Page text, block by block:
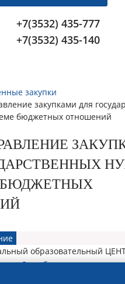
+7(3532) 435-777
+7(3532) 435-140
закупки
закупками для
бюджетных отношений
образовательный